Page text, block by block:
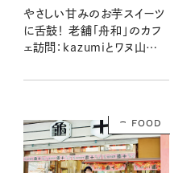
やさしい甘みのお芋スイーツ
に舌鼓！ 老舗「舟和」のカフ
ェ訪問：kazumiとワヌ山の
FOOD